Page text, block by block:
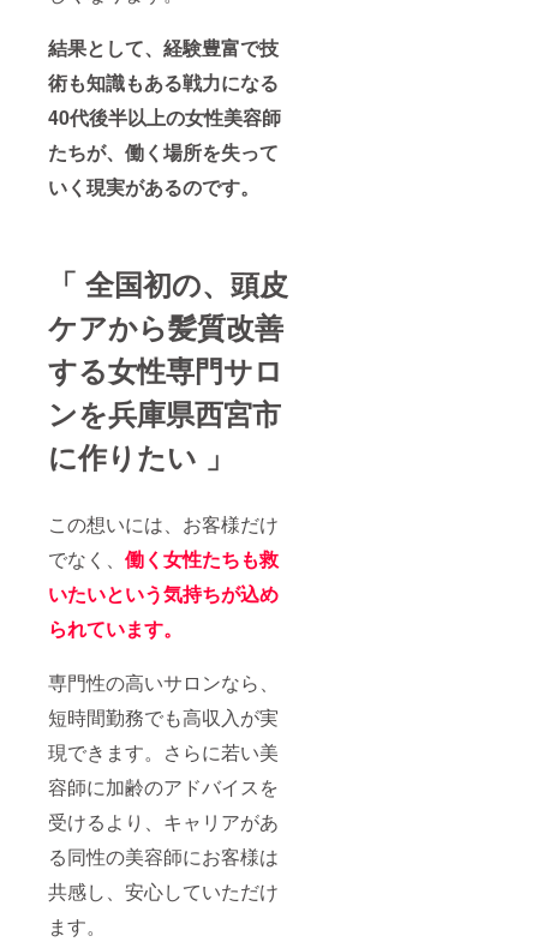
結果として、経験豊富で技
術も知識もある戦力になる
40代後半以上の女性美容師
たちが、働く場所を失って
いく現実があるのです。
「 全国初の、 頭皮
ケアから髪質改善
する女性専門サロ
ンを兵庫県西宮市
に作りたい 」
この想いには、お客様だけ
でなく、 働く女性たちも救
いたいという気持ちが込め
られています。
専門性の高いサロンなら、
短時間勤務でも高収入が実
現できます。さらに若い美
容師に加齢のアドバイスを
受けるより、キャリアがあ
る同性の美容師にお客様は
共感し、安心していただけ
ます。